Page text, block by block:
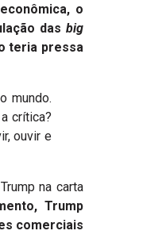
o
das big
teria pressa
mundo.
crítica?
ouvir e
na carta
Trump
comerciais